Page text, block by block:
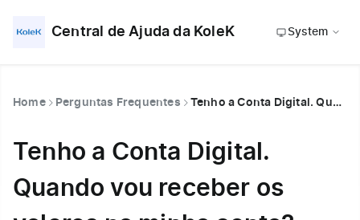
Central de Ajuda da KoleK System
Home Perguntas Frequentes Tenho a Conta Digital. Quando vou receber os valores na minha conta?
Tenho a Conta Digital.
Quando vou receber os